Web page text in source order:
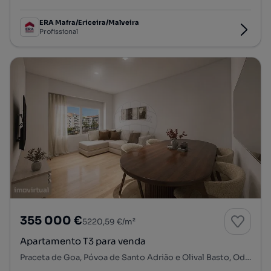
ERA Mafra/Ericeira/Malveira
Profissional
355 000 €5220,59 €/m²
Apartamento T3 para venda
Praceta de Goa, Póvoa de Santo Adrião e Olival Basto, Odivelas, Lisboa